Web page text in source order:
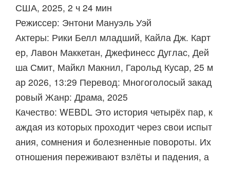
США, 2025, 2 ч 24 мин
Режиссер: Энтони Мануэль Уэй
Актеры: Рики Белл младший, Кайла Дж. Карт
ер, Лавон Маккетан, Джефинесс Дуглас, Дей
ша Смит, Майкл Макнил, Гарольд Кусар, 25 м
ар 2026, 13:29 Перевод: Многоголосый закад
ровый Жанр: Драма, 2025
Качество: WEBDL Это история четырёх пар, к
аждая из которых проходит через свои испыт
ания, сомнения и болезненные повороты. Их
отношения переживают взлёты и падения, а